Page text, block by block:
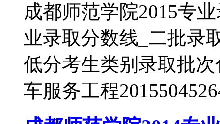
成都师范学院2015专
业录取分数线_二批录
低分考生类别录取批次
车服务工程